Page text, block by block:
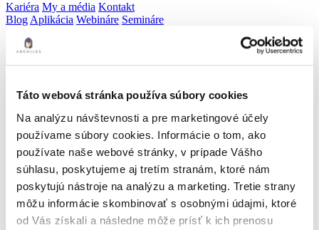
Táto webová stránka používa súbory cookies
Na analýzu návštevnosti a pre marketingové účely
používame súbory cookies. Informácie o tom, ako
používate naše webové stránky, v prípade Vášho
súhlasu, poskytujeme aj tretím stranám, ktoré nám
poskytujú nástroje na analýzu a marketing. Tretie strany
môžu informácie skombinovať s osobnými údajmi, ktoré
od Vás získali a následne môže prísť k ich prenosu
Kariéra My a média Kontakt
Blog Aplikácia Webináre Semináre
E-faktúra
/
Sumarizácia zmien 1.8.0
Opravené chyby:
Verifikovanie kontaktov v registri účt. závierok
Grafy v analýzach nezobrazujú správne údaje